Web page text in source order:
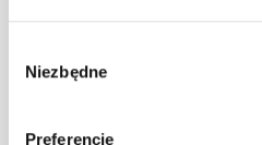
zgody
Niezbędne
Preferencje